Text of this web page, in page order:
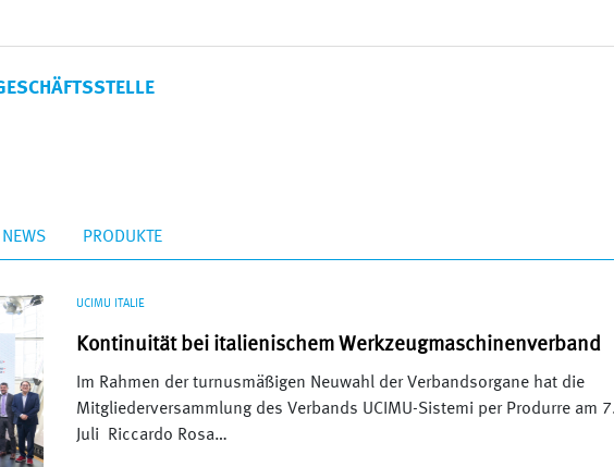
NEWS PRODUKTE
UCIMU ITALIE
Kontinuität bei italienischem Werkzeugmaschinenverband
Im Rahmen der turnusmäßigen Neuwahl der Verbandsorgane hat die
Mitgliederversammlung des Verbands UCIMU-Sistemi per Produrre am
Juli Riccardo Rosa…